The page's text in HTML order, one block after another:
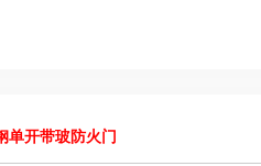
单开带玻防火门